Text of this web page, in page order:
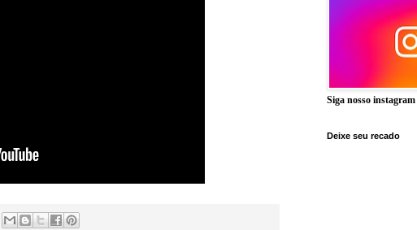
Siga nosso instagram
Deixe seu recado